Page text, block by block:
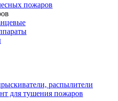
пожаров
распылители
для тушения пожаров